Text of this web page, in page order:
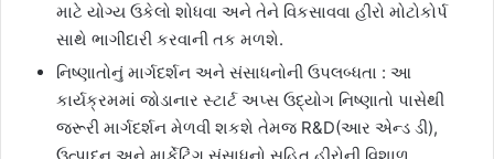
માટે યોગ્ય ઉકેલો શોધવા અને તેને વિકસાવવા હીરો મોટોકોર્પ
સાથે ભાગીદારી કરવાની તક મળશે.
નિષ્ણાતોનું માર્ગદર્શન અને સંસાધનોની ઉપલબ્ધતા : આ
કાર્યક્રમમાં જોડાનાર સ્ટાર્ટ અપ્સ ઉદ્યોગ નિષ્ણાતો પાસેથી
જરૂરી માર્ગદર્શન મેળવી શકશે તેમજ R&D(આર એન્ડ ડી),